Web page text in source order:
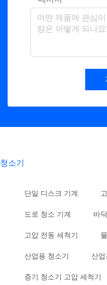
청소기
단일 디스크 기계
도로 청소 기계 바
고압 전동 세척기
산업용 청소기 산업
증기 청소기 고압 세척기